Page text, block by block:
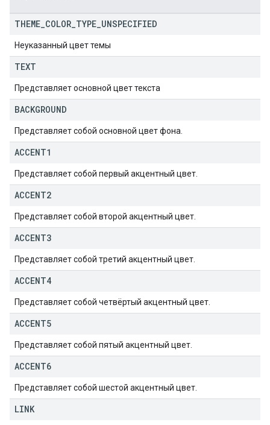
THEME COLOR TYPE UNSPECIFIED
Неуказанный цвет темы
TEXT
Представляет основной цвет текста
BACKGROUND
Представляет собой основной цвет фона.
ACCENT1
Представляет собой первый акцентный цвет.
ACCENT2
Представляет собой второй акцентный цвет.
ACCENT3
Представляет собой третий акцентный цвет.
ACCENT4
Представляет собой четвёртый акцентный цвет.
ACCENT5
Представляет собой пятый акцентный цвет.
ACCENT6
Представляет собой шестой акцентный цвет.
LINK